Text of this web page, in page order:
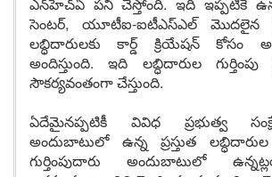
ఎన్‌హెచ్‌ఏ పని చేస్తోంది. ఇది ఇప్పటికే
సెంటర్, యూటీఐ-ఐటీఎస్‌ఎల్
లబ్ధిదారులకు కార్డ్ క్రియేషన్ కోసం
అందిస్తుంది. ఇది లబ్ధిదారుల
సౌకర్యవంతంగా చేస్తుంది.
ఏదేమైనప్పటికీ వివిధ ప్రభుత్వ
అందుబాటులో ఉన్న ప్రస్తుత
గుర్తింపుదారు అందుబాటులో